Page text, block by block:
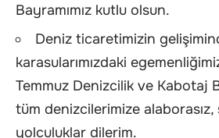
Bayramımız kutlu olsun.
Deniz ticaretimizin
karasularımızdaki
Temmuz Denizcilik ve Kabotaj
tüm denizcilerimize
yolculuklar dilerim.